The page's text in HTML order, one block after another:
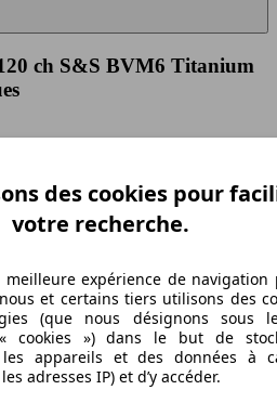
ch S&S BVM6 Titanium
des cookies pour
votre recherche.
expérience de navigation
et certains tiers utilisons des
(que nous désignons sous
cookies ») dans le but de
appareils et des données à
adresses IP) et d’y accéder.